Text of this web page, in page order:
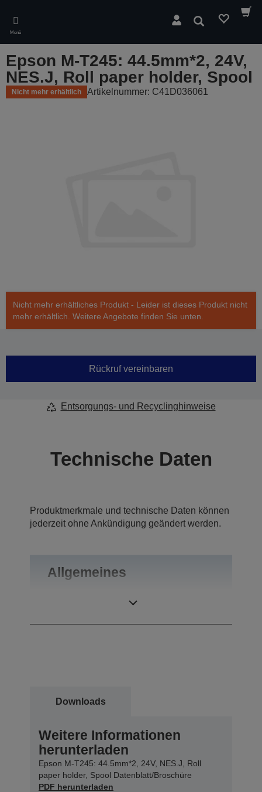
main
content
Menü
Suchen
Epson M-T245: 44.5mm*2, 24V,
NES.J, Roll paper holder, Spool
Nicht mehr erhältlich Artikelnummer: C41D036061
Nicht mehr erhältliches Produkt - Leider ist dieses Produkt nicht
mehr erhältlich. Weitere Angebote finden Sie unten.
Rückruf vereinbaren
Entsorgungs- und Recyclinghinweise
Technische Daten
Produktmerkmale und technische Daten können
jederzeit ohne Ankündigung geändert werden.
Allgemeines
Downloads
Weitere Informationen
herunterladen
Epson M-T245: 44.5mm*2, 24V, NES.J, Roll
paper holder, Spool Datenblatt/Broschüre
PDF herunterladen